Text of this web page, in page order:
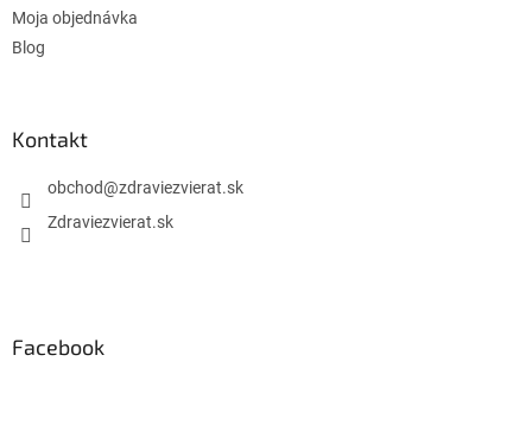
Moja objednávka
Blog
Kontakt
obchod@zdraviezvierat.sk
Zdraviezvierat.sk
Facebook